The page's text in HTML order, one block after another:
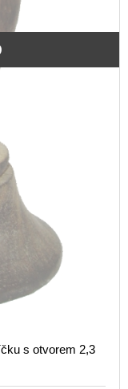
s otvorem 2,3